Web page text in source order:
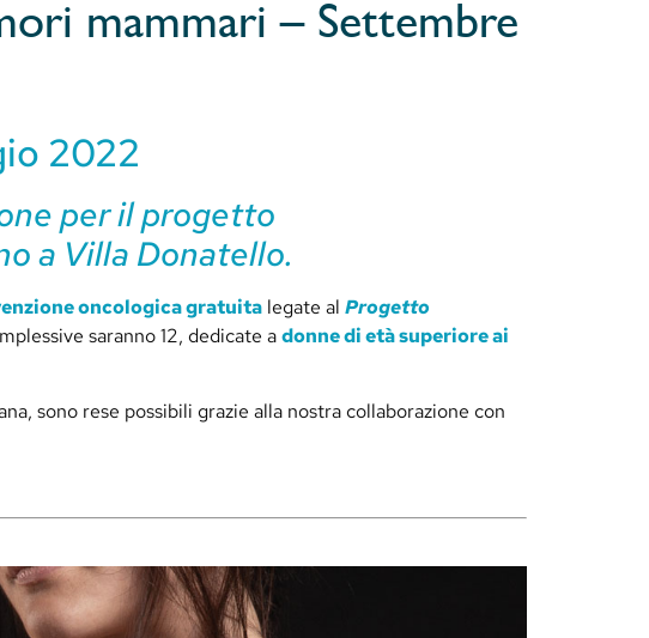
mammari – Settembre
2022
per il progetto
a Villa Donatello.
oncologica gratuita legate al Progetto
saranno 12, dedicate adonne di età superiore ai
sono rese possibili grazie alla nostra collaborazione con